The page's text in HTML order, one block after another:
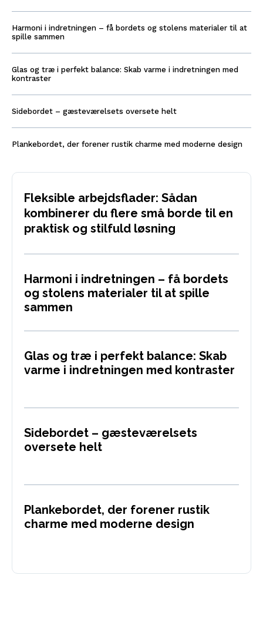
Harmoni i indretningen – få bordets og stolens materialer til at
spille sammen
Glas og træ i perfekt balance: Skab varme i indretningen med
kontraster
Sidebordet – gæsteværelsets oversete helt
Plankebordet, der forener rustik charme med moderne design
Fleksible arbejdsflader: Sådan
kombinerer du flere små borde til en
praktisk og stilfuld løsning
Harmoni i indretningen – få bordets
og stolens materialer til at spille
sammen
Glas og træ i perfekt balance: Skab
varme i indretningen med kontraster
Sidebordet – gæsteværelsets
oversete helt
Plankebordet, der forener rustik
charme med moderne design